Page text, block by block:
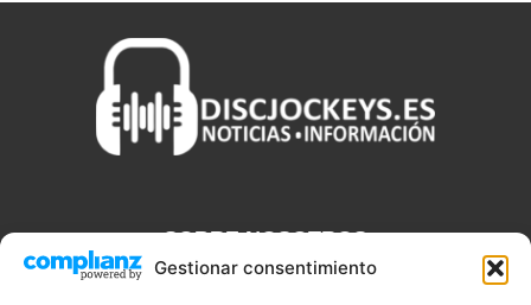
Gestionar consentimiento
SOBRE NOSOTROS
Discjockeys.es es el portal web donde podrás conseguir todo lo